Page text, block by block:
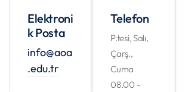
Elektroni
k Posta
info@aoa
.edu.tr
Telefon
P.tesi, Salı,
Çarş.,
Cuma
08.00 -